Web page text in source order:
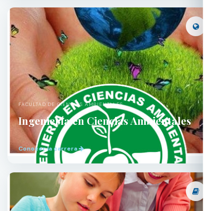
FACULTAD DE CIENCIAS AMBIENTALES
Ingeniería en Ciencias Ambientales
Conocer la carrera